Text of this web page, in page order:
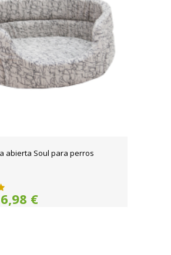
abierta Soul para perros
€